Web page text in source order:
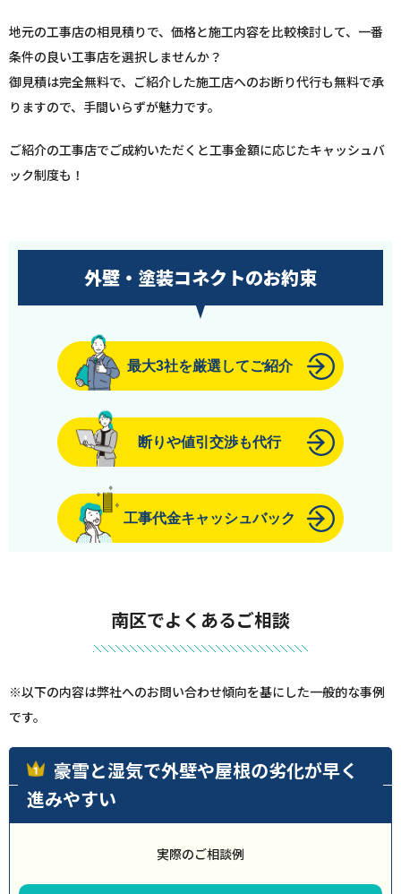
地元の工事店の相見積りで、価格と施工内容を比較検討して、一番
条件の良い工事店を選択しませんか？
御見積は完全無料で、ご紹介した施工店へのお断り代行も無料で承
りますので、手間いらずが魅力です。
ご紹介の工事店でご成約いただくと工事金額に応じたキャッシュバ
ック制度も！
外壁・塗装コネクトのお約束
最大3社を厳選してご紹介
断りや値引交渉も代行
工事代金キャッシュバック
南区でよくあるご相談
※以下の内容は弊社へのお問い合わせ傾向を基にした一般的な事例
です。
豪雪と湿気で外壁や屋根の劣化が早く
進みやすい
実際のご相談例